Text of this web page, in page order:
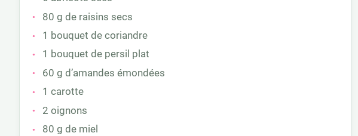
80 g de raisins secs
1 bouquet de coriandre
1 bouquet de persil plat
60 g d’amandes émondées
1 carotte
2 oignons
80 g de miel